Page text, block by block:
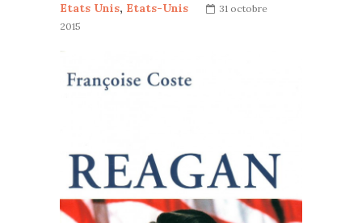
Etats Unis, Etats-Unis
31 octobre
2015